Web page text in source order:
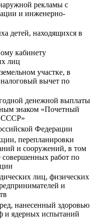
рекламы с
и инженерно-
детей, находящихся в
кабинету
лиц
участке, в
вычет по
денежной выплаты
знаком «Почетный
СССР»
Федерации
перепланировки
и сооружений, в том
совершенных работ по
лиц, физических
и
нанесенный здоровью
и ядерных испытаний